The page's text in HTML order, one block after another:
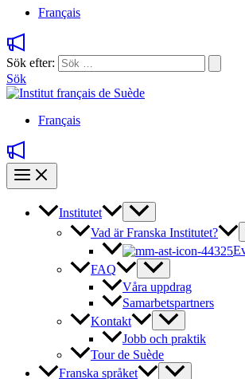
Français
Sök efter:
Sök
Français
Institutet
Vad är Franska Institutet?
FAQ
Våra uppdrag
Samarbetspartners
Kontakt
Jobb och praktik
Tour de Suède
Franska språket